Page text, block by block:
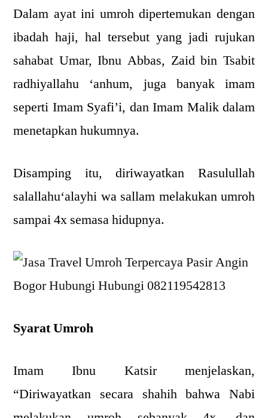
Dalam ayat ini umroh dipertemukan dengan
ibadah haji, hal tersebut yang jadi rujukan
sahabat Umar, Ibnu Abbas, Zaid bin Tsabit
radhiyallahu ‘anhum, juga banyak imam
seperti Imam Syafi’i, dan Imam Malik dalam
menetapkan hukumnya.
Disamping itu, diriwayatkan Rasulullah
salallahu‘alayhi wa sallam melakukan umroh
sampai 4x semasa hidupnya.
Syarat Umroh
Imam Ibnu Katsir menjelaskan,
“Diriwayatkan secara shahih bahwa Nabi